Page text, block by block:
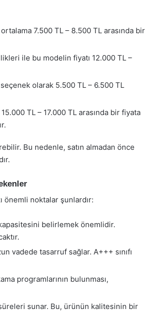
7.500 TL – 8.500 TL arasında bir
ile bu modelin fiyatı 12.000 TL –
olarak 5.500 TL – 6.500 TL
TL – 17.000 TL arasında bir fiyata
Bu nedenle, satın almadan önce
önemli noktalar şunlardır:
belirlemek önemlidir.
vadede tasarruf sağlar. A+++ sınıfı
programlarının bulunması,
sunar. Bu, ürünün kalitesinin bir